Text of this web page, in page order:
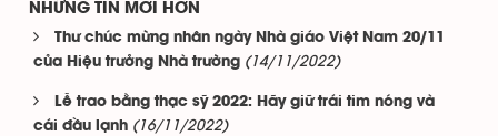
NHỮNG TIN MỚI HƠN
Thư chúc mừng nhân ngày Nhà giáo Việt Nam 20/11
của Hiệu trưởng Nhà trường (14/11/2022)
Lễ trao bằng thạc sỹ 2022: Hãy giữ trái tim nóng và
cái đầu lạnh (16/11/2022)